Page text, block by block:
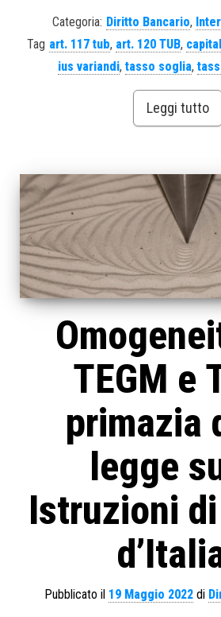
Categoria: Diritto Bancario,
Tag art. 117 tub, art. 120 TUB,
ius variandi, tasso soglia,
Leggi tutto
TEGM e
primazia
legge
Istruzioni
Pubblicato il 19 Maggio 2022 di